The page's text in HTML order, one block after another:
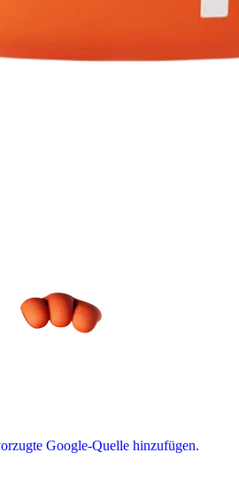
Google-Quelle hinzufügen.